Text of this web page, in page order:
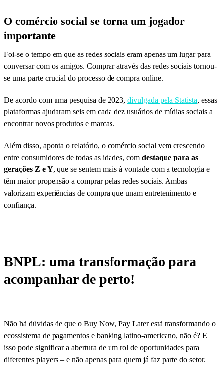
O comércio social se torna um jogador
importante
Foi-se o tempo em que as redes sociais eram apenas um lugar para
conversar com os amigos. Comprar através das redes sociais tornou-
se uma parte crucial do processo de compra online.
De acordo com uma pesquisa de 2023, divulgada pela Statista, essas
plataformas ajudaram seis em cada dez usuários de mídias sociais a
encontrar novos produtos e marcas.
Além disso, aponta o relatório, o comércio social vem crescendo
entre consumidores de todas as idades, com destaque para as
gerações Z e Y, que se sentem mais à vontade com a tecnologia e
têm maior propensão a comprar pelas redes sociais. Ambas
valorizam experiências de compra que unam entretenimento e
confiança.
BNPL: uma transformação para
acompanhar de perto!
Não há dúvidas de que o Buy Now, Pay Later está transformando o
ecossistema de pagamentos e banking latino-americano, não é? E
isso pode significar a abertura de um rol de oportunidades para
diferentes players – e não apenas para quem já faz parte do setor.